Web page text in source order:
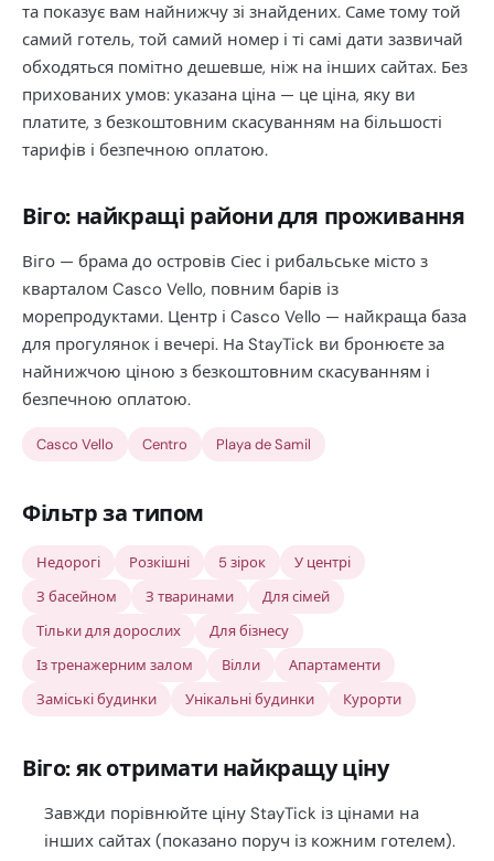
та показує вам найнижчу зі знайдених. Саме тому той
самий готель, той самий номер і ті самі дати зазвичай
обходяться помітно дешевше, ніж на інших сайтах. Без
прихованих умов: указана ціна — це ціна, яку ви
платите, з безкоштовним скасуванням на більшості
тарифів і безпечною оплатою.
Віго: найкращі райони для проживання
Віго — брама до островів Сіес і рибальське місто з
кварталом Casco Vello, повним барів із
морепродуктами. Центр і Casco Vello — найкраща база
для прогулянок і вечері. На StayTick ви бронюєте за
найнижчою ціною з безкоштовним скасуванням і
безпечною оплатою.
Casco Vello Centro Playa de Samil
Фільтр за типом
Недорогі Розкішні 5 зірок
У центрі
З басейном
З тваринами
Для сімей
Тільки для дорослих
Для бізнесу
Із тренажерним залом
Вілли
Апартаменти
Заміські будинки
Унікальні будинки Курорти
Віго: як отримати найкращу ціну
Завжди порівнюйте ціну StayTick із цінами на
інших сайтах (показано поруч із кожним готелем).